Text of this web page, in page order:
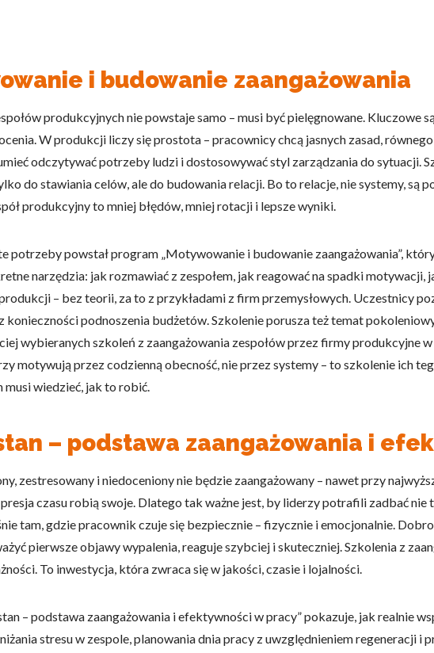
i budowanie zaangażowania
produkcyjnych nie powstaje samo – musi być pielęgnowane. Kluczowe
W produkcji liczy się prostota – pracownicy chcą jasnych zasad,
odczytywać potrzeby ludzi i dostosowywać styl zarządzania do sytuacji.
do stawiania celów, ale do budowania relacji. Bo to relacje, nie systemy, są
produkcyjny to mniej błędów, mniej rotacji i lepsze wyniki.
potrzeby powstał program „Motywowanie i budowanie zaangażowania”,
narzędzia: jak rozmawiać z zespołem, jak reagować na spadki
– bez teorii, za to z przykładami z firm przemysłowych. Uczestnicy
konieczności podnoszenia budżetów. Szkolenie porusza też temat
wybieranych szkoleń z zaangażowania zespołów przez firmy produkcyjne
motywują przez codzienną obecność, nie przez systemy – to szkolenie ich
musi wiedzieć, jak to robić.
– podstawa zaangażowania i
zestresowany i niedoceniony nie będzie zaangażowany – nawet przy
presja czasu robią swoje. Dlatego tak ważne jest, by liderzy potrafili zadbać
tam, gdzie pracownik czuje się bezpiecznie – fizycznie i emocjonalnie.
pierwsze objawy wypalenia, reaguje szybciej i skuteczniej. Szkolenia z
To inwestycja, która zwraca się w jakości, czasie i lojalności.
– podstawa zaangażowania i efektywności w pracy” pokazuje, jak realnie
stresu w zespole, planowania dnia pracy z uwzględnieniem regeneracji i